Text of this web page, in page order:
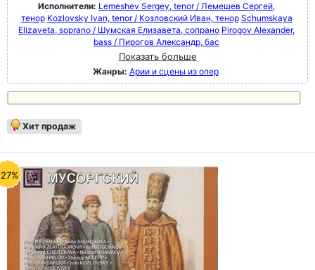
Исполнители: Lemeshev Sergey, tenor / Лемешев Сергей,
тенор Kozlovsky Ivan, tenor / Козловский Иван, тенор Schumskaya
Elizaveta, soprano / Шумская Елизавета, сопрано Pirogov Alexander,
bass / Пирогов Александр, бас
Показать больше
Жанры: Арии и сцены из опер
Хит продаж